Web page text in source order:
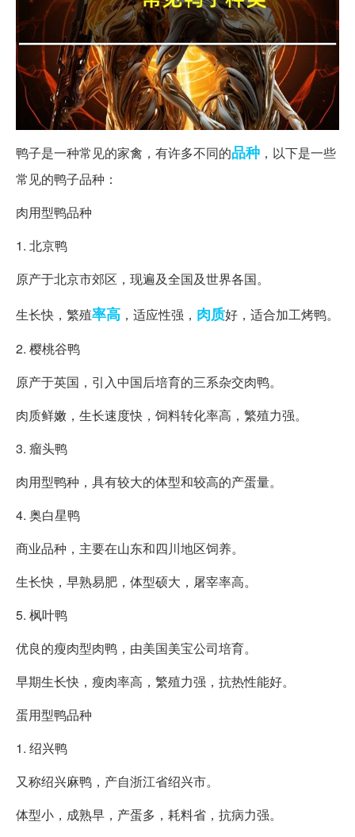
鸭子是一种常见的家禽，有许多不同的品种 ，以下是一些
常见的鸭子品种：
肉用型鸭品种
1. 北京鸭
原产于北京市郊区，现遍及全国及世界各国。
生长快，繁殖率高 ，适应性强， 肉质好，适合加工烤鸭。
2. 樱桃谷鸭
原产于英国，引入中国后培育的三系杂交肉鸭。
肉质鲜嫩，生长速度快，饲料转化率高，繁殖力强。
3. 瘤头鸭
肉用型鸭种，具有较大的体型和较高的产蛋量。
4. 奥白星鸭
商业品种，主要在山东和四川地区饲养。
生长快，早熟易肥，体型硕大，屠宰率高。
5. 枫叶鸭
优良的瘦肉型肉鸭，由美国美宝公司培育。
早期生长快，瘦肉率高，繁殖力强，抗热性能好。
蛋用型鸭品种
1. 绍兴鸭
又称绍兴麻鸭，产自浙江省绍兴市。
体型小，成熟早，产蛋多，耗料省，抗病力强。